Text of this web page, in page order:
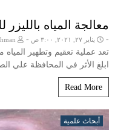
معالجة المياه بالليزر
- يناير ٢٧, ٢٠٢١, ٣:٠٠ ص -
تعد عملية تعقيم وتطهير المياه
ابلغ الأثر في المحافظة علي
Read More
أبحاث علمية